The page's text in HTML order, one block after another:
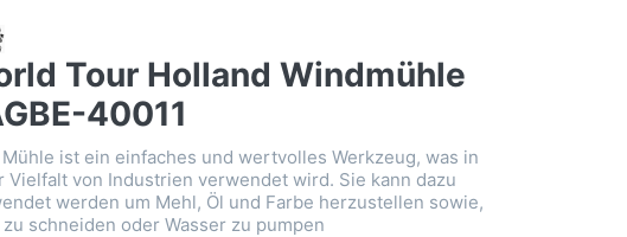
Tour Holland Windmühle
40011
Mühle ist ein einfaches und wertvolles Werkzeug, was in
Vielfalt von Industrien verwendet wird. Sie kann dazu
werden um Mehl, Öl und Farbe herzustellen sowie,
zu schneiden oder Wasser zu pumpen